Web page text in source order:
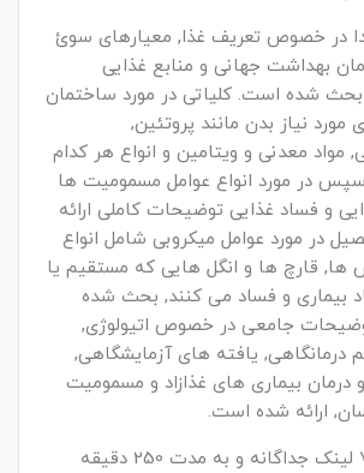
در خصوص تعریف غذا, معیارهای سوئ
بهداشت جهانی و منابع غذایی
شده است. کلیاتی در مورد ساختمان
نیاز بدن مانند پروتئین,
مواد معدنی و ویتامین و انواع هر کدام
در مورد انواع عوامل مسمومیت ها
و فساد غذایی توضیحات کاملی ارائه
در مورد عوامل میکروبی شامل انواع
ها, قارچ ها و انگل هایی که مستقیم یا
بیماری و فساد می کنند, بحث شده
جامعی در خصوص اتیولوژی,
درمانگاهی, یافته های آزمایشگاهی,
درمان بیماری های غذازاد و مسمومیت
ارائه شده است.
محتوای دوره در 7 لینک جداگانه و به مدت 250 دقیقه